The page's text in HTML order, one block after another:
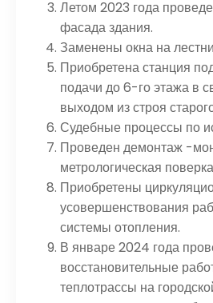
Летом 2023 года
фасада здания.
Заменены окна на
Приобретена станция
подачи до 6-го этажа в
выходом из строя
Судебные процессы по
Проведен демонтаж -
метрологическая
Приобретены
усовершенствования
системы отопления.
В январе 2024 года
восстановительные
теплотрассы на